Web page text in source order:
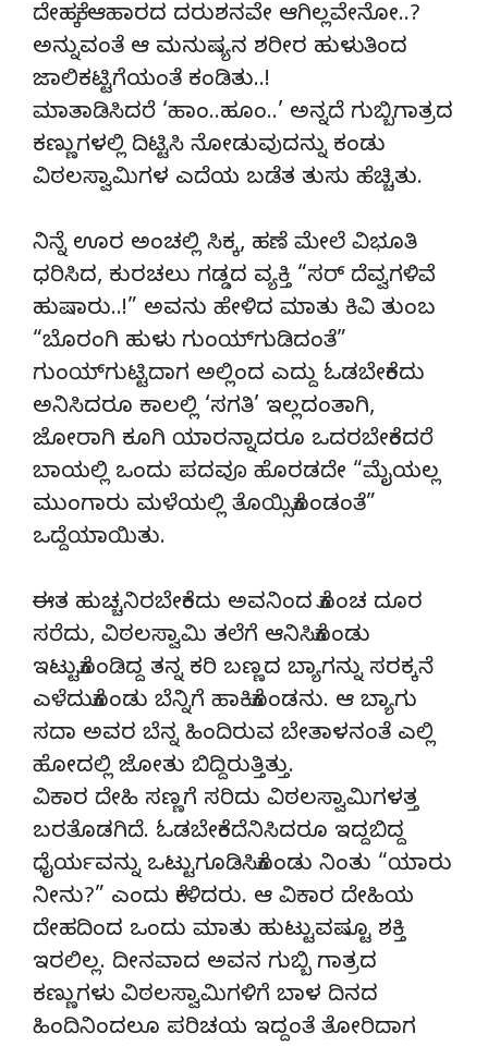
ದೇಹಕ್ಕೆ ಆಹಾರದ ದರುಶನವೇ ಆಗಿಲ್ಲವೇನೋ..?
ಅನ್ನುವಂತೆ ಆ ಮನುಷ್ಯನ ಶರೀರ ಹುಳುತಿಂದ
ಜಾಲಿಕಟ್ಟಿಗೆಯಂತೆ ಕಂಡಿತು..!
ಮಾತಾಡಿಸಿದರೆ ‘ಹಾಂ..ಹೂಂ..’ ಅನ್ನದೆ ಗುಬ್ಬಿಗಾತ್ರದ
ಕಣ್ಣುಗಳಲ್ಲಿ ದಿಟ್ಟಿಸಿ ನೋಡುವುದನ್ನು ಕಂಡು
ವಿಠಲಸ್ವಾಮಿಗಳ ಎದೆಯ ಬಡೆತ ತುಸು ಹೆಚ್ಚಿತು.
ನಿನ್ನೆ ಊರ ಅಂಚಲ್ಲಿ ಸಿಕ್ಕ, ಹಣೆ ಮೇಲೆ ವಿಭೂತಿ
ಧರಿಸಿದ, ಕುರಚಲು ಗಡ್ಡದ ವ್ಯಕ್ತಿ “ಸರ್ ದೆವ್ವಗಳಿವೆ
ಹುಷಾರು..!” ಅವನು ಹೇಳಿದ ಮಾತು ಕಿವಿ ತುಂಬ
“ಬೊರಂಗಿ ಹುಳು ಗುಂಯ್‍ಗುಡಿದಂತೆ”
ಗುಂಯ್‍ಗುಟ್ಟಿದಾಗ ಅಲ್ಲಿಂದ ಎದ್ದು ಓಡಬೇಕೆಂದು
ಅನಿಸಿದರೂ ಕಾಲಲ್ಲಿ ‘ಸಗತಿ’ ಇಲ್ಲದಂತಾಗಿ,
ಜೋರಾಗಿ ಕೂಗಿ ಯಾರನ್ನಾದರೂ ಒದರಬೇಕೆಂದರೆ
ಬಾಯಲ್ಲಿ ಒಂದು ಪದವೂ ಹೊರಡದೇ “ಮೈಯಲ್ಲ
ಮುಂಗಾರು ಮಳೆಯಲ್ಲಿ ತೊಯ್ಸಿಕೊಂಡಂತೆ”
ಒದ್ದೆಯಾಯಿತು.
ಈತ ಹುಚ್ಚನಿರಬೇಕೆಂದು ಅವನಿಂದ ಕೊಂಚ ದೂರ
ಸರೆದು, ವಿಠಲಸ್ವಾಮಿ ತಲೆಗೆ ಆನಿಸಿಕೊಂಡು
ಇಟ್ಟುಕೊಂಡಿದ್ದ ತನ್ನ ಕರಿ ಬಣ್ಣದ ಬ್ಯಾಗನ್ನು ಸರಕ್ಕನೆ
ಎಳೆದುಕೊಂಡು ಬೆನ್ನಿಗೆ ಹಾಕಿಕೊಂಡನು. ಆ ಬ್ಯಾಗು
ಸದಾ ಅವರ ಬೆನ್ನ ಹಿಂದಿರುವ ಬೇತಾಳನಂತೆ ಎಲ್ಲಿ
ಹೋದಲ್ಲಿ ಜೋತು ಬಿದ್ದಿರುತ್ತಿತ್ತು.
ವಿಕಾರ ದೇಹಿ ಸಣ್ಣಗೆ ಸರಿದು ವಿಠಲಸ್ವಾಮಿಗಳತ್ತ
ಬರತೊಡಗಿದೆ. ಓಡಬೇಕೆಂದೆನಿಸಿದರೂ ಇದ್ದಬಿದ್ದ
ಧೈರ್ಯವನ್ನು ಒಟ್ಟುಗೂಡಿಸಿಕೊಂಡು ನಿಂತು “ಯಾರು
ನೀನು?” ಎಂದು ಕೇಳಿದರು. ಆ ವಿಕಾರ ದೇಹಿಯ
ದೇಹದಿಂದ ಒಂದು ಮಾತು ಹುಟ್ಟುವಷ್ಟೂ ಶಕ್ತಿ
ಇರಲಿಲ್ಲ. ದೀನವಾದ ಅವನ ಗುಬ್ಬಿ ಗಾತ್ರದ
ಕಣ್ಣುಗಳು ವಿಠಲಸ್ವಾಮಿಗಳಿಗೆ ಬಾಳ ದಿನದ
ಹಿಂದಿನಿಂದಲೂ ಪರಿಚಯ ಇದ್ದಂತೆ ತೋರಿದಾಗ